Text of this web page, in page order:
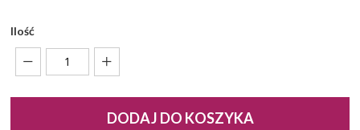
Ilość
DODAJ DO KOSZYKA